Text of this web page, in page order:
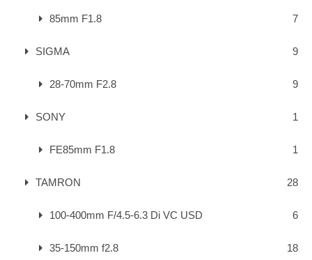
85mm F1.8 7
SIGMA 9
28-70mm F2.8 9
SONY 1
FE85mm F1.8 1
TAMRON 28
100-400mm F/4.5-6.3 Di VC USD 6
35-150mm f2.8 18